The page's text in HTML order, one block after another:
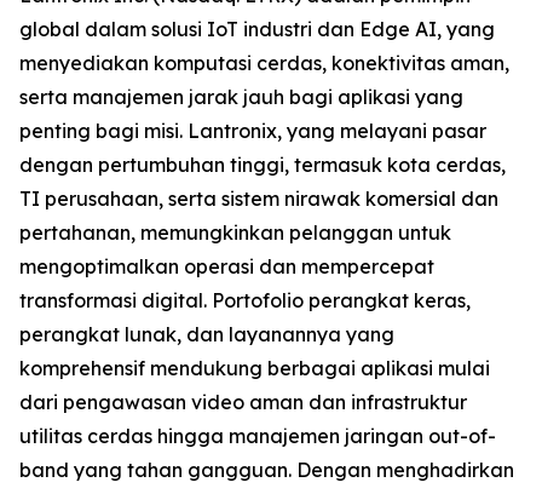
global dalam solusi IoT industri dan Edge AI, yang
menyediakan komputasi cerdas, konektivitas aman,
serta manajemen jarak jauh bagi aplikasi yang
penting bagi misi. Lantronix, yang melayani pasar
dengan pertumbuhan tinggi, termasuk kota cerdas,
TI perusahaan, serta sistem nirawak komersial dan
pertahanan, memungkinkan pelanggan untuk
mengoptimalkan operasi dan mempercepat
transformasi digital. Portofolio perangkat keras,
perangkat lunak, dan layanannya yang
komprehensif mendukung berbagai aplikasi mulai
dari pengawasan video aman dan infrastruktur
utilitas cerdas hingga manajemen jaringan out-of-
band yang tahan gangguan. Dengan menghadirkan